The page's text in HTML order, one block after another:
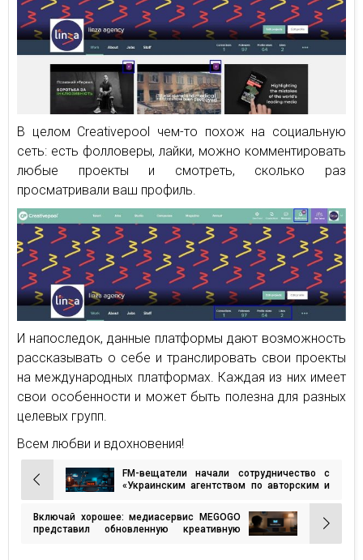
В целом Creativepool чем-то похож на социальную
сеть: есть фолловеры, лайки, можно комментировать
любые проекты и смотреть, сколько раз
просматривали ваш профиль.
И напоследок, данные платформы дают возможность
рассказывать о себе и транслировать свои проекты
на международных платформах. Каждая из них имеет
свои особенности и может быть полезна для разных
целевых групп.
Всем любви и вдохновения!
Навигация
по
записям
FM-вещатели начали сотрудничество с
«Украинским агентством по авторским и
Включай хорошее: медиасервис MEGOGO
представил обновленную креативную